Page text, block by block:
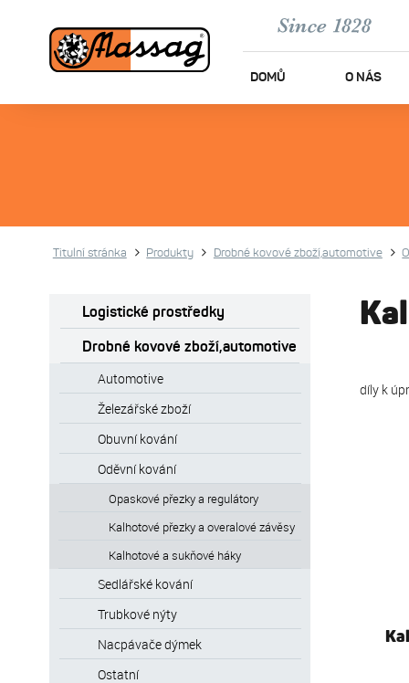
DOMŮ O NÁS
Titulní stránka Produkty Drobné kovové zboží,automotive
Logistické prostředky
Drobné kovové zboží,automotive
Automotive
Železářské zboží
Obuvní kování
Oděvní kování
Opaskové přezky a regulátory
Kalhotové přezky a overalové závěsy
Kalhotové a sukňové háky
Sedlářské kování
Trubkové nýty
Nacpávače dýmek
Ostatní
díly k